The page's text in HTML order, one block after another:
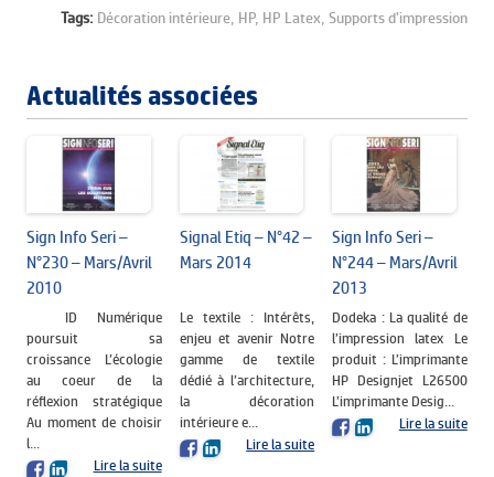
Tags: Décoration intérieure, HP, HP Latex, Supports d'impression
Actualités associées
Sign Info Seri –
N°230 – Mars/Avril
2010
ID Numérique
poursuit sa
croissance L’écologie
au coeur de la
réflexion stratégique
Au moment de choisir
l...
Lire la suite
Signal Etiq – N°42 –
Mars 2014
Le textile : Intérêts,
enjeu et avenir Notre
gamme de textile
dédié à l’architecture,
la décoration
intérieure e...
Lire la suite
Sign Info Seri –
N°244 – Mars/Avril
2013
Dodeka : La qualité de
l’impression latex Le
produit : L’imprimante
HP Designjet L26500
L’imprimante Desig...
Lire la suite